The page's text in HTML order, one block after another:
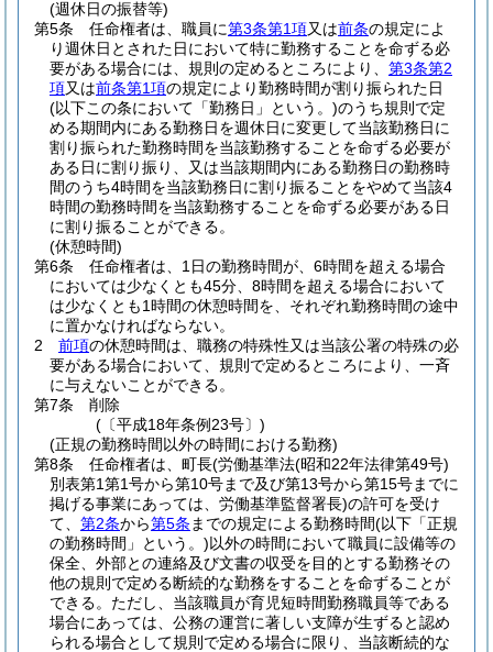
(週休日の振替等)
第5条
任命権者は、職員に第3条第1項又は前条の規定によ
り週休日とされた日において特に勤務することを命ずる必
要がある場合には、規則の定めるところにより、 第3条第2
項又は前条第1項の規定により勤務時間が割り振られた日
(以下この条において「勤務日」という。)のうち規則で定
める期間内にある勤務日を週休日に変更して当該勤務日に
割り振られた勤務時間を当該勤務することを命ずる必要が
ある日に割り振り、又は当該期間内にある勤務日の勤務時
間のうち4時間を当該勤務日に割り振ることをやめて当該4
時間の勤務時間を当該勤務することを命ずる必要がある日
に割り振ることができる。
(休憩時間)
第6条
任命権者は、1日の勤務時間が、6時間を超える場合
においては少なくとも45分、8時間を超える場合において
は少なくとも1時間の休憩時間を、それぞれ勤務時間の途中
に置かなければならない。
2
前項の休憩時間は、職務の特殊性又は当該公署の特殊の必
要がある場合において、規則で定めるところにより、一斉
に与えないことができる。
第7条
削除
(〔平成18年条例23号〕)
(正規の勤務時間以外の時間における勤務)
第8条
任命権者は、町長(労働基準法(昭和22年法律第49号)
別表第1第1号から第10号まで及び第13号から第15号までに
掲げる事業にあっては、労働基準監督署長)の許可を受け
て、 第2条から第5条 までの規定による勤務時間(以下「正規
の勤務時間」という。)以外の時間において職員に設備等の
保全、外部との連絡及び文書の収受を目的とする勤務その
他の規則で定める断続的な勤務をすることを命ずることが
できる。 ただし、当該職員が育児短時間勤務職員等である
場合にあっては、公務の運営に著しい支障が生ずると認め
られる場合として規則で定める場合に限り、当該断続的な